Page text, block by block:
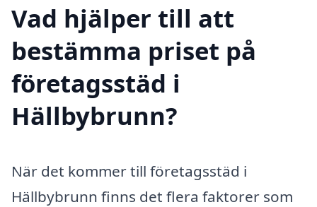
Vad hjälper till att
bestämma priset på
företagsstäd i
Hällbybrunn?
När det kommer till företagsstäd i
Hällbybrunn finns det flera faktorer som